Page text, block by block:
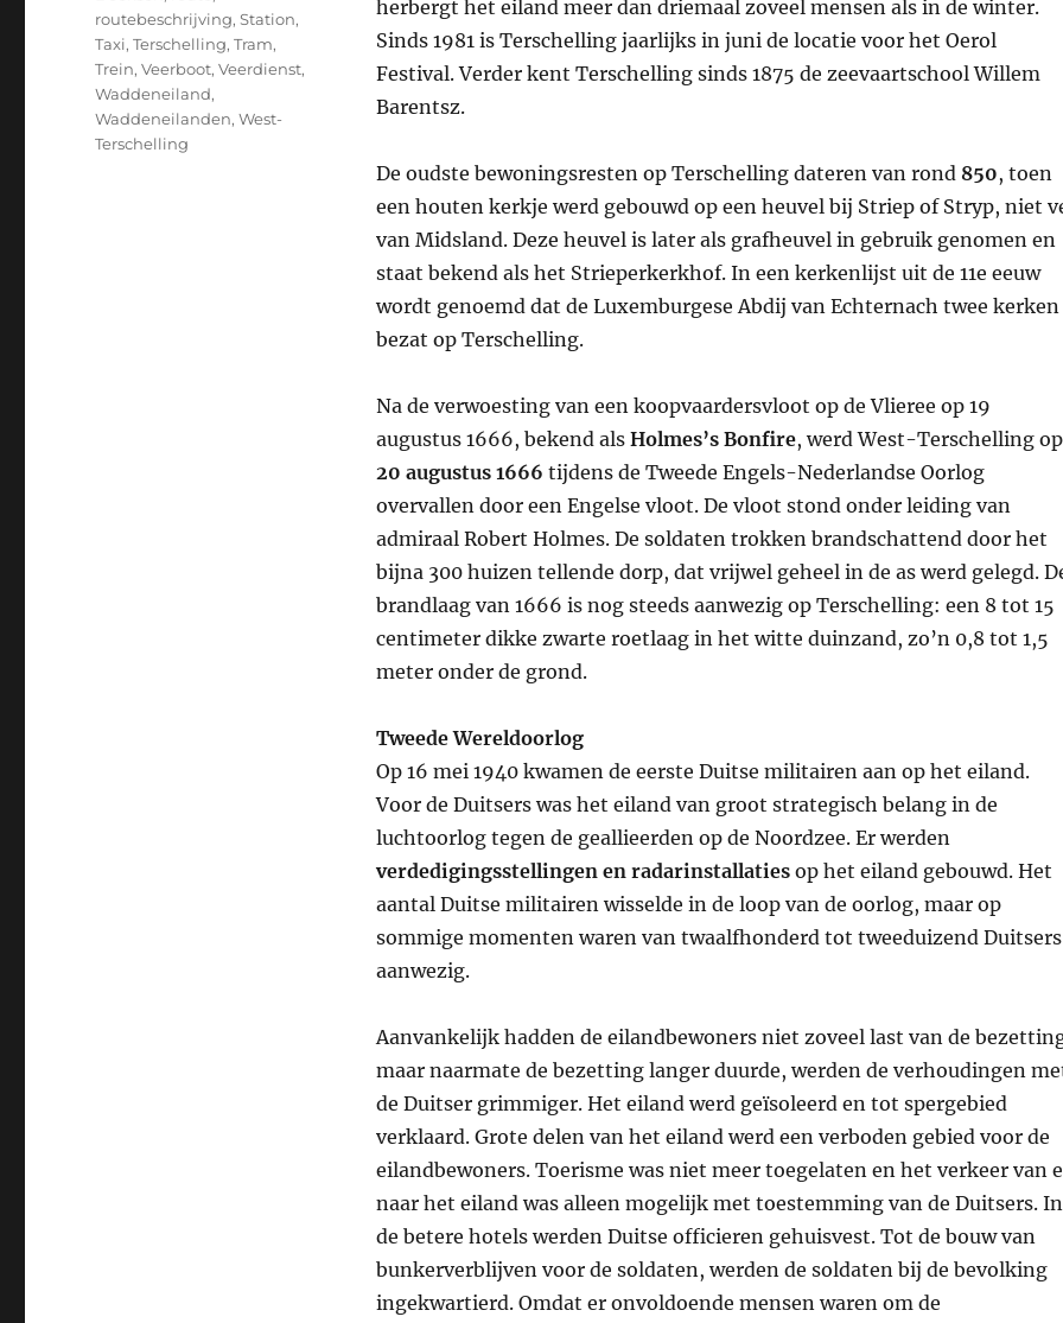
herbergt het eiland meer dan driemaal zoveel mensen als in de winter.
Sinds 1981 is Terschelling jaarlijks in juni de locatie voor het Oerol
Festival. Verder kent Terschelling sinds 1875 de zeevaartschool Willem
Barentsz.
De oudste bewoningsresten op Terschelling dateren van rond 850, toen
een houten kerkje werd gebouwd op een heuvel bij Striep of Stryp, niet
van Midsland. Deze heuvel is later als grafheuvel in gebruik genomen en
staat bekend als het Strieperkerkhof. In een kerkenlijst uit de 11e eeuw
wordt genoemd dat de Luxemburgese Abdij van Echternach twee kerken
bezat op Terschelling.
Na de verwoesting van een koopvaardersvloot op de Vlieree op 19
augustus 1666, bekend als Holmes’s Bonfire, werd West-Terschelling op
20 augustus 1666 tijdens de Tweede Engels-Nederlandse Oorlog
overvallen door een Engelse vloot. De vloot stond onder leiding van
admiraal Robert Holmes. De soldaten trokken brandschattend door het
bijna 300 huizen tellende dorp, dat vrijwel geheel in de as werd gelegd.
brandlaag van 1666 is nog steeds aanwezig op Terschelling: een 8 tot 15
centimeter dikke zwarte roetlaag in het witte duinzand, zo’n 0,8 tot 1,5
meter onder de grond.
Tweede Wereldoorlog
Op 16 mei 1940 kwamen de eerste Duitse militairen aan op het eiland.
Voor de Duitsers was het eiland van groot strategisch belang in de
luchtoorlog tegen de geallieerden op de Noordzee. Er werden
verdedigingsstellingen en radarinstallatiesop het eiland gebouwd. Het
aantal Duitse militairen wisselde in de loop van de oorlog, maar op
sommige momenten waren van twaalfhonderd tot tweeduizend Duitsers
aanwezig.
Aanvankelijk hadden de eilandbewoners niet zoveel last van de
maar naarmate de bezetting langer duurde, werden de verhoudingen
de Duitser grimmiger. Het eiland werd geïsoleerd en tot spergebied
verklaard. Grote delen van het eiland werd een verboden gebied voor de
eilandbewoners. Toerisme was niet meer toegelaten en het verkeer van
naar het eiland was alleen mogelijk met toestemming van de Duitsers. In
de betere hotels werden Duitse officieren gehuisvest. Tot de bouw van
bunkerverblijven voor de soldaten, werden de soldaten bij de bevolking
ingekwartierd. Omdat er onvoldoende mensen waren om de
routebeschrijving,Station,
Taxi,Terschelling,Tram,
Trein,Veerboot,Veerdienst,
Waddeneiland,
Waddeneilanden,West-
Terschelling